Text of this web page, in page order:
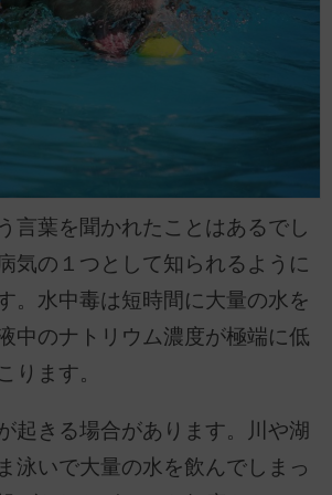
言葉を聞かれたことはあるでし
気の１つとして知られるように
。水中毒は短時間に大量の水を
中のナトリウム濃度が極端に低
ります。
起きる場合があります。川や湖
泳いで大量の水を飲んでしまっ